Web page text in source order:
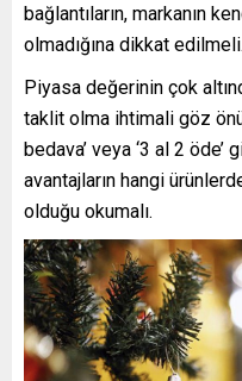
bağlantıların, markanın
olmadığına dikkat edilmeli.
Piyasa değerinin çok
taklit olma ihtimali göz
bedava’ veya ‘3 al 2 öde’
avantajların hangi
olduğu okumalı.